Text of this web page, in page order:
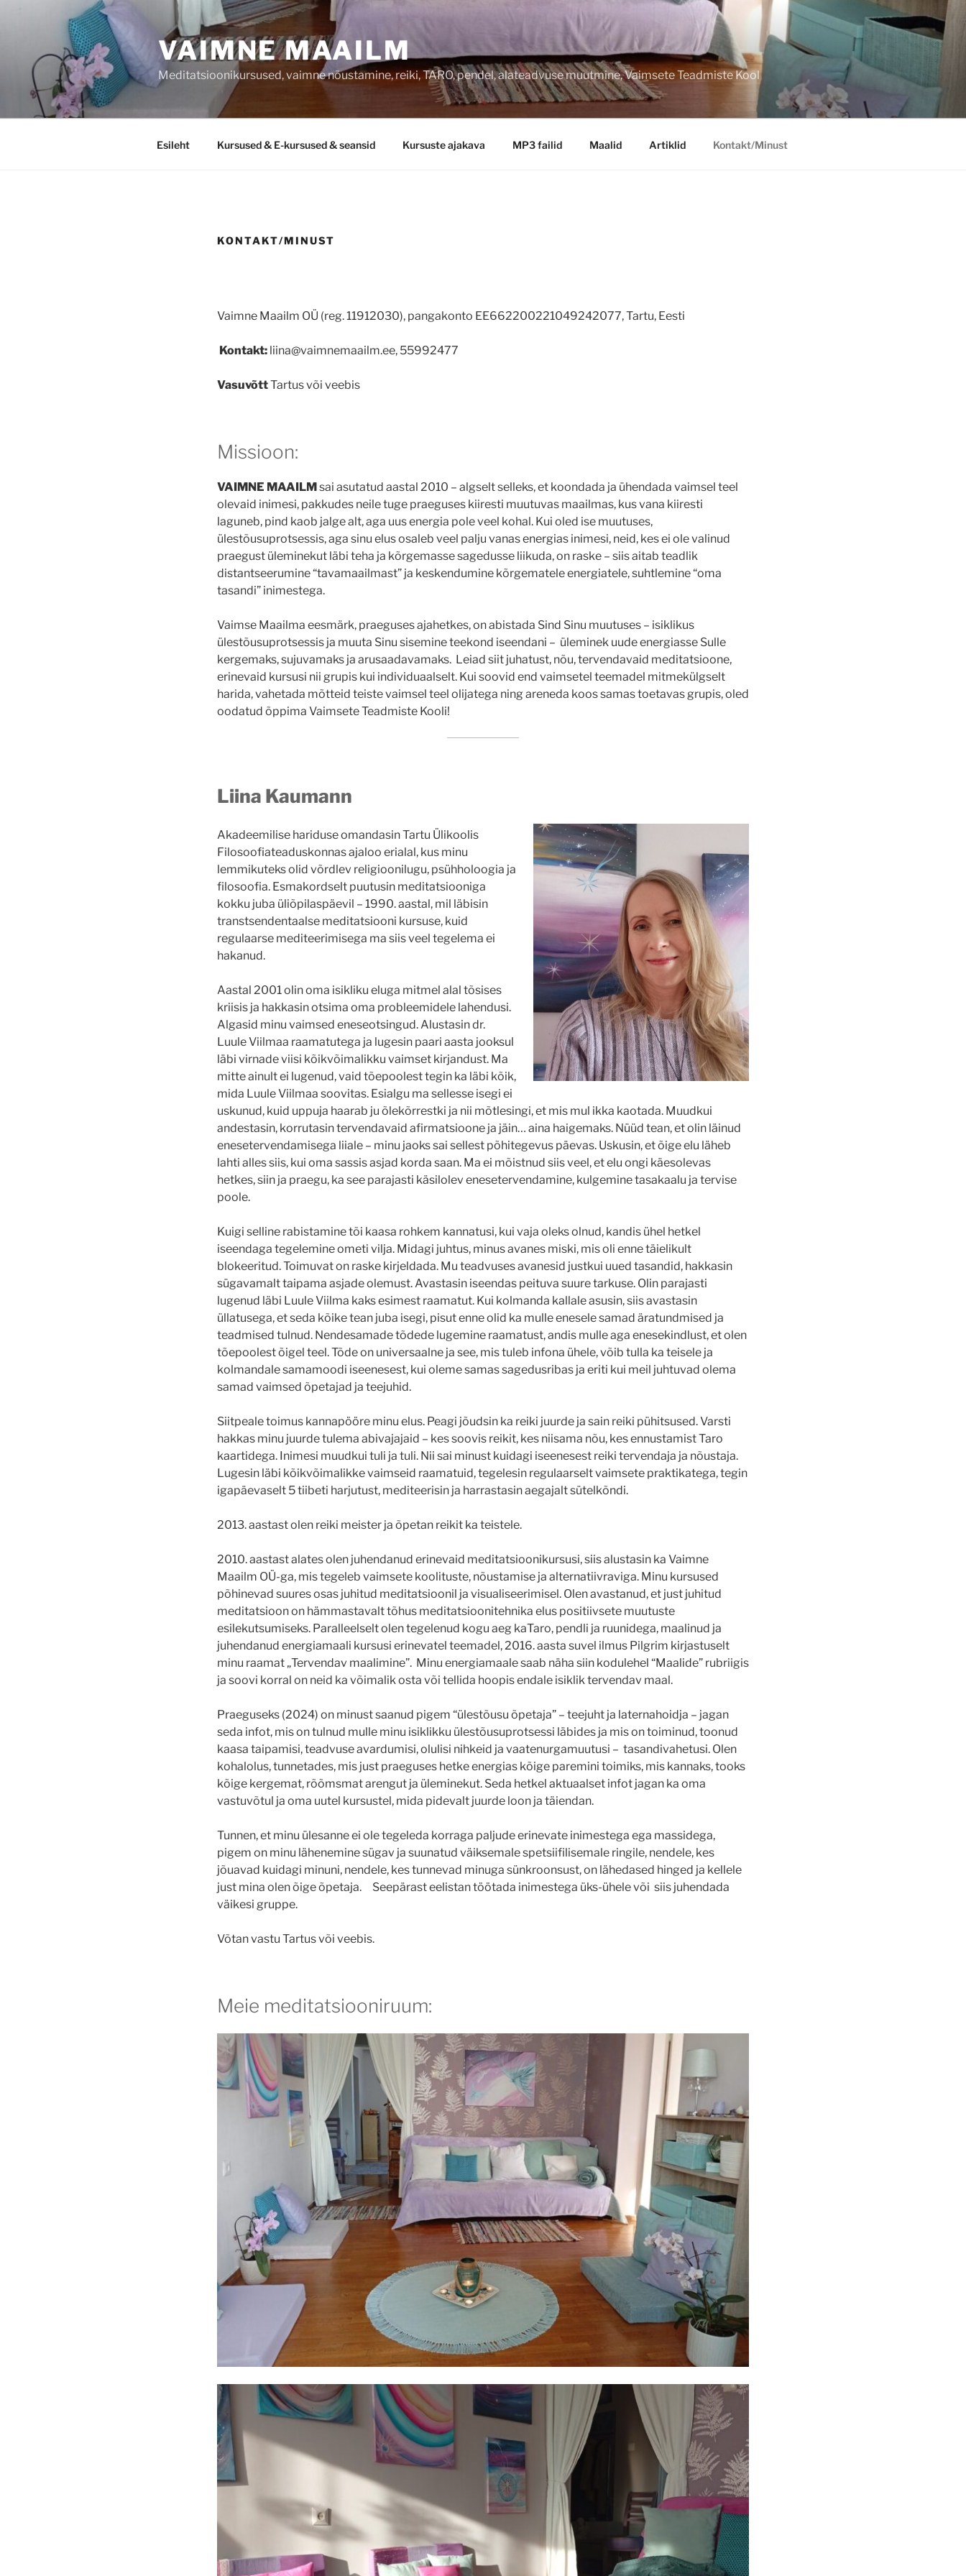
VAIMNE MAAILM
Meditatsioonikursused, vaimne nõustamine, reiki, TARO, pendel, alateadvuse muutmine, Vaimsete Teadmiste Kool
Esileht Kursused & E-kursused & seansid Kursuste ajakava MP3 failid Maalid Artiklid Kontakt/Minust
KONTAKT/MINUST
Vaimne Maailm OÜ (reg. 11912030), pangakonto EE662200221049242077, Tartu, Eesti
Kontakt: liina@vaimnemaailm.ee, 55992477
VasuvõttTartus või veebis
Missioon:
VAIMNE MAAILMsai asutatud aastal 2010 – algselt selleks, et koondada ja ühendada vaimsel teel
olevaid inimesi, pakkudes neile tuge praeguses kiiresti muutuvas maailmas, kusvana kiiresti
laguneb, pind kaob jalge alt, aga uus energia pole veel kohal. Kui oled ise muutuses,
ülestõusuprotsessis, aga sinu elus osaleb veel palju vanas energias inimesi, neid, kes ei ole valinud
praegust üleminekut läbi teha ja kõrgemasse sagedusse liikuda, on raske – siis aitab teadlik
distantseerumine “tavamaailmast” ja keskendumine kõrgematele energiatele, suhtlemine “oma
tasandi” inimestega.
Vaimse Maailma eesmärk, praeguses ajahetkes, on abistada Sind Sinu muutuses – isiklikus
ülestõusuprotsessis ja muuta Sinu sisemine teekond iseendani – üleminek uude energiasse Sulle
kergemaks, sujuvamaks ja arusaadavamaks. Leiad siit juhatust, nõu, tervendavaid meditatsioone,
erinevaid kursusi nii grupis kui individuaalselt. Kui soovid end vaimsetel teemadel mitmekülgselt
harida, vahetada mõtteid teiste vaimsel teel olijatega ning areneda koos samas toetavas grupis, oled
oodatud õppima Vaimsete Teadmiste Kooli!
Liina Kaumann
Akadeemilise hariduse omandasin Tartu Ülikoolis
Filosoofiateaduskonnas ajaloo erialal, kus minu
lemmikuteks olid võrdlev religioonilugu, psühholoogia ja
filosoofia. Esmakordselt puutusin meditatsiooniga
kokku juba üliõpilaspäevil – 1990. aastal, mil läbisin
transtsendentaalse meditatsiooni kursuse, kuid
regulaarse mediteerimisega ma siis veel tegelema ei
hakanud.
Aastal 2001 olin oma isikliku eluga mitmel alal tõsises
kriisis ja hakkasin otsima oma probleemidele lahendusi.
Algasid minu vaimsed eneseotsingud. Alustasin dr.
Luule Viilmaa raamatutega ja lugesin paari aasta jooksul
läbi virnade viisi kõikvõimalikku vaimset kirjandust. Ma
mitte ainult ei lugenud, vaid tõepoolest tegin ka läbi kõik,
mida Luule Viilmaa soovitas. Esialgu ma sellesse isegi ei
uskunud, kuid uppuja haarab ju õlekõrrestki ja nii mõtlesingi, et mis mul ikka kaotada. Muudkui
andestasin, korrutasin tervendavaid afirmatsioone ja jäin… aina haigemaks. Nüüd tean, et olin läinud
enesetervendamisega liiale – minu jaoks sai sellest põhitegevus päevas. Uskusin, et õige elu läheb
lahti alles siis, kui oma sassis asjad korda saan. Ma ei mõistnud siis veel, et elu ongi käesolevas
hetkes, siin ja praegu, ka see parajasti käsilolev enesetervendamine, kulgemine tasakaalu ja tervise
poole.
Kuigi selline rabistamine tõi kaasa rohkem kannatusi, kui vaja oleks olnud, kandis ühel hetkel
iseendaga tegelemine ometi vilja. Midagi juhtus, minus avanes miski, mis oli enne täielikult
blokeeritud. Toimuvat on raske kirjeldada. Mu teadvuses avanesid justkui uued tasandid, hakkasin
sügavamalt taipama asjade olemust. Avastasin iseendas peituva suure tarkuse. Olin parajasti
lugenud läbi Luule Viilma kaks esimest raamatut. Kui kolmanda kallale asusin, siis avastasin
üllatusega, et seda kõike tean juba isegi, pisut enne olid ka mulle enesele samad äratundmised ja
teadmised tulnud. Nendesamade tõdede lugemine raamatust, andis mulle aga enesekindlust, et olen
tõepoolest õigel teel. Tõde on universaalne ja see, mis tuleb infona ühele, võib tulla ka teisele ja
kolmandale samamoodi iseenesest, kui oleme samas sagedusribas ja eriti kui meil juhtuvad olema
samad vaimsed õpetajad ja teejuhid.
Siitpeale toimus kannapööre minu elus. Peagi jõudsin ka reiki juurde ja sain reiki pühitsused. Varsti
hakkas minu juurde tulema abivajajaid – kes soovis reikit, kes niisama nõu, kes ennustamist Taro
kaartidega. Inimesi muudkui tuli ja tuli. Nii sai minust kuidagi iseenesest reiki tervendaja ja nõustaja.
Lugesin läbi kõikvõimalikke vaimseid raamatuid, tegelesin regulaarselt vaimsete praktikatega, tegin
igapäevaselt 5 tiibeti harjutust, mediteerisin ja harrastasin aegajalt sütelkõndi.
2013. aastast olen reiki meister ja õpetan reikit ka teistele.
2010. aastast alates olen juhendanud erinevaid meditatsioonikursusi, siis alustasin ka Vaimne
Maailm OÜ-ga, mis tegeleb vaimsete koolituste, nõustamise ja alternatiivraviga. Minu kursused
põhinevad suures osas juhitud meditatsioonil ja visualiseerimisel. Olen avastanud, et just juhitud
meditatsioon on hämmastavalt tõhus meditatsioonitehnika elus positiivsete muutuste
esilekutsumiseks. Paralleelselt olen tegelenud kogu aeg kaTaro, pendli ja ruunidega, maalinud ja
juhendanud energiamaali kursusi erinevatel teemadel, 2016. aasta suvel ilmus Pilgrim kirjastuselt
minu raamat „Tervendav maalimine”. Minu energiamaale saab näha siin kodulehel “Maalide” rubriigis
ja soovi korral on neid ka võimalik osta või tellida hoopis endale isiklik tervendav maal.
Praeguseks (2024) on minust saanud pigem “ülestõusu õpetaja” – teejuht ja laternahoidja – jagan
seda infot, mis on tulnud mulle minu isiklikku ülestõusuprotsessi läbides ja mis on toiminud, toonud
kaasa taipamisi, teadvuse avardumisi, olulisi nihkeid ja vaatenurgamuutusi – tasandivahetusi. Olen
kohalolus, tunnetades, mis just praeguses hetke energias kõige paremini toimiks, mis kannaks, tooks
kõige kergemat, rõõmsmat arengut ja üleminekut. Seda hetkel aktuaalset infot jagan ka oma
vastuvõtul ja oma uutel kursustel, mida pidevalt juurde loon ja täiendan.
Tunnen, et minu ülesanne ei ole tegeleda korraga paljude erinevate inimestega ega massidega,
pigem on minu lähenemine sügav ja suunatud väiksemale spetsiifilisemale ringile, nendele, kes
jõuavad kuidagi minuni, nendele, kes tunnevad minuga sünkroonsust, on lähedased hinged ja kellele
just mina olen õige õpetaja. Seepärast eelistan töötada inimestega üks-ühele või siis juhendada
väikesi gruppe.
Võtan vastu Tartus või veebis.
Meie meditatsiooniruum: